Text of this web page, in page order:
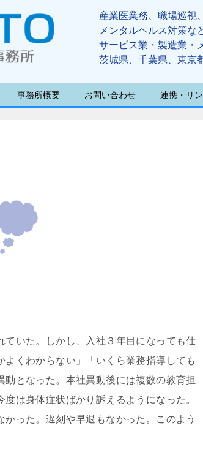
産業医業務、職場巡視
メンタルヘルス対策な
サービス業・製造業・
茨城県、千葉県、東京
事務所概要 お問い合わせ 連携・リ
ていた。しかし、入社３年目になっても仕
くわからない」「いくら業務指導しても
となった。本社異動後には複数の教育担
は身体症状ばかり訴えるようになった。
った。遅刻や早退もなかった。このよう